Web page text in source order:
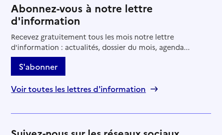
Abonnez-vous à notre lettre
d'information
Recevez gratuitement tous les mois notre lettre
d'information : actualités, dossier du mois, agenda...
S'abonner
Voir toutes les lettres d'information